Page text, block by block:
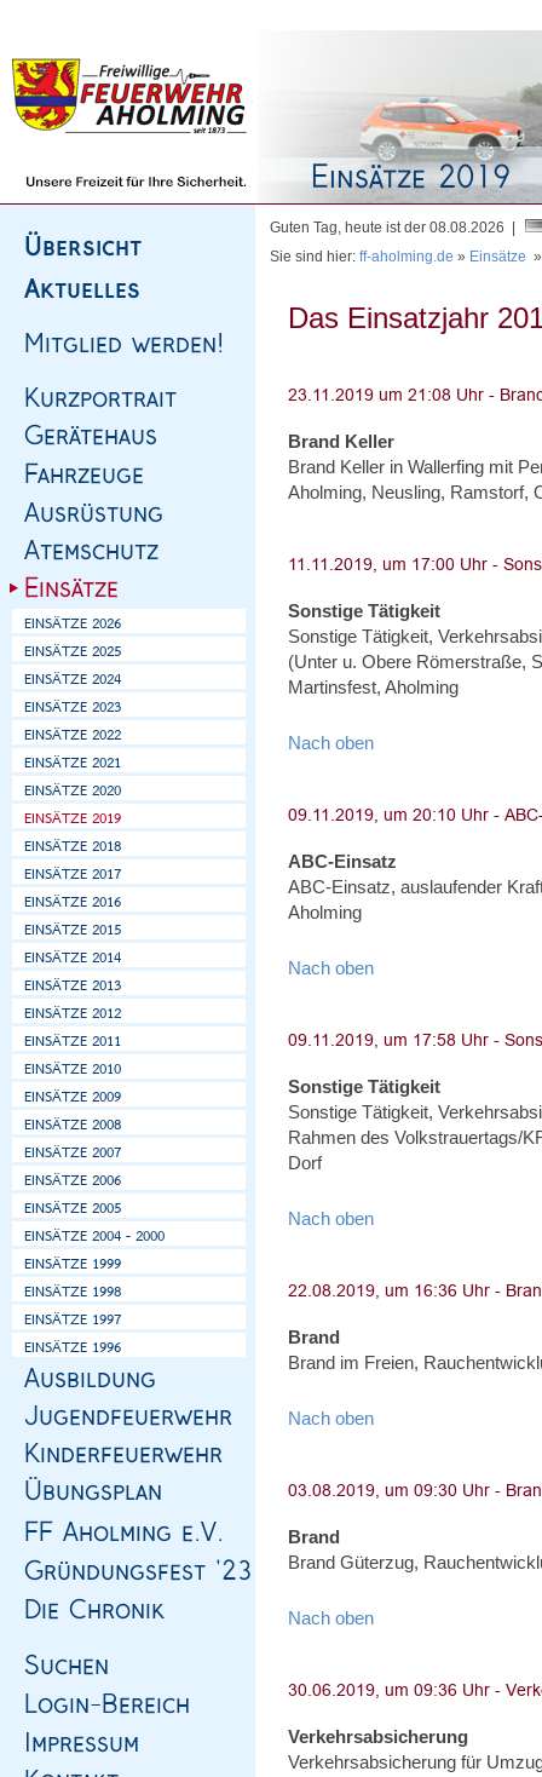
Guten Tag, heute ist der 08.08.2026 |
Sie sind hier: ff-aholming.de » Einsätze
Das Einsatzjahr
Brand Keller
Brand Keller in Wallerfing mit
Aholming, Neusling, Ramstorf,
Sonstige Tätigkeit
Sonstige Tätigkeit,
(Unter u. Obere Römerstraße,
Martinsfest, Aholming
Nach oben
ABC-Einsatz
ABC-Einsatz, auslaufender
Aholming
Nach oben
Sonstige Tätigkeit
Sonstige Tätigkeit,
Rahmen des Volkstrauertags/
Dorf
Nach oben
Brand
Brand im Freien,
Nach oben
Brand
Brand Güterzug,
Nach oben
Verkehrsabsicherung
Verkehrsabsicherung für